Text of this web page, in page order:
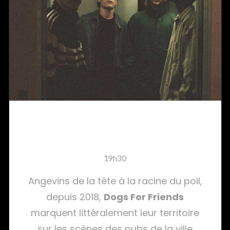
19h30
Angevins de la tête à la racine du poil,
depuis 2018, Dogs For Friends
marquent littéralement leur territoire